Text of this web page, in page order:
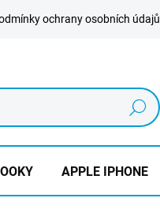
ochrany osobních údajů
Hledat
APPLE IPHONE